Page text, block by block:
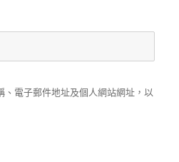
、電子郵件地址及個人網站網址，以